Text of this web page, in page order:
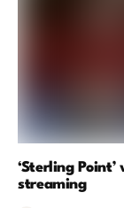
‘Sterling
streaming